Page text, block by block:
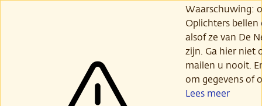
Waarschuwing:
Oplichters
alsof ze van De
zijn. Ga hier niet
mailen u nooit.
om gegevens of
Lees meer